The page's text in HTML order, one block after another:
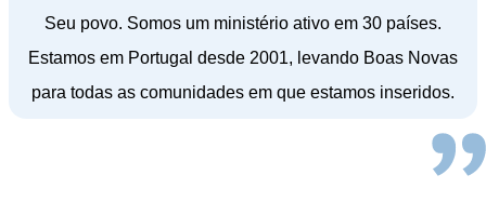
Seu povo. Somos um ministério ativo em 30 países.
Estamos em Portugal desde 2001, levando Boas Novas
para todas as comunidades em que estamos inseridos.